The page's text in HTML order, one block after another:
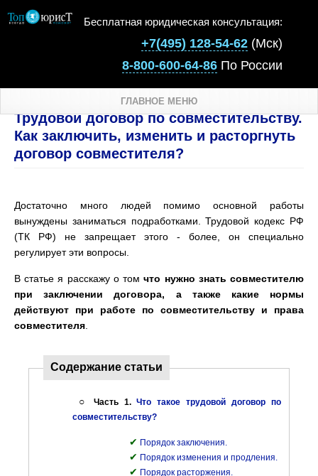
Бесплатная юридическая консультация:
+7(495) 128-54-62 (Мск)
8-800-600-64-86 По России
ГЛАВНОЕ МЕНЮ
Трудовой договор по совместительству.
Как заключить, изменить и расторгнуть
договор совместителя?
Достаточно много людей помимо основной работы
вынуждены заниматься подработками. Трудовой кодекс РФ
(ТК РФ) не запрещает этого - более, он специально
регулирует эти вопросы.
В статье я расскажу о томчто нужно знать совместителю
при заключении договора, а также какие нормы
действуют при работе по совместительству и права
совместителя.
Содержание статьи
○ Часть 1.Что такое трудовой договор по
совместительству?
✔ Порядок заключения.
✔ Порядок изменения и продления.
✔ Порядок расторжения.